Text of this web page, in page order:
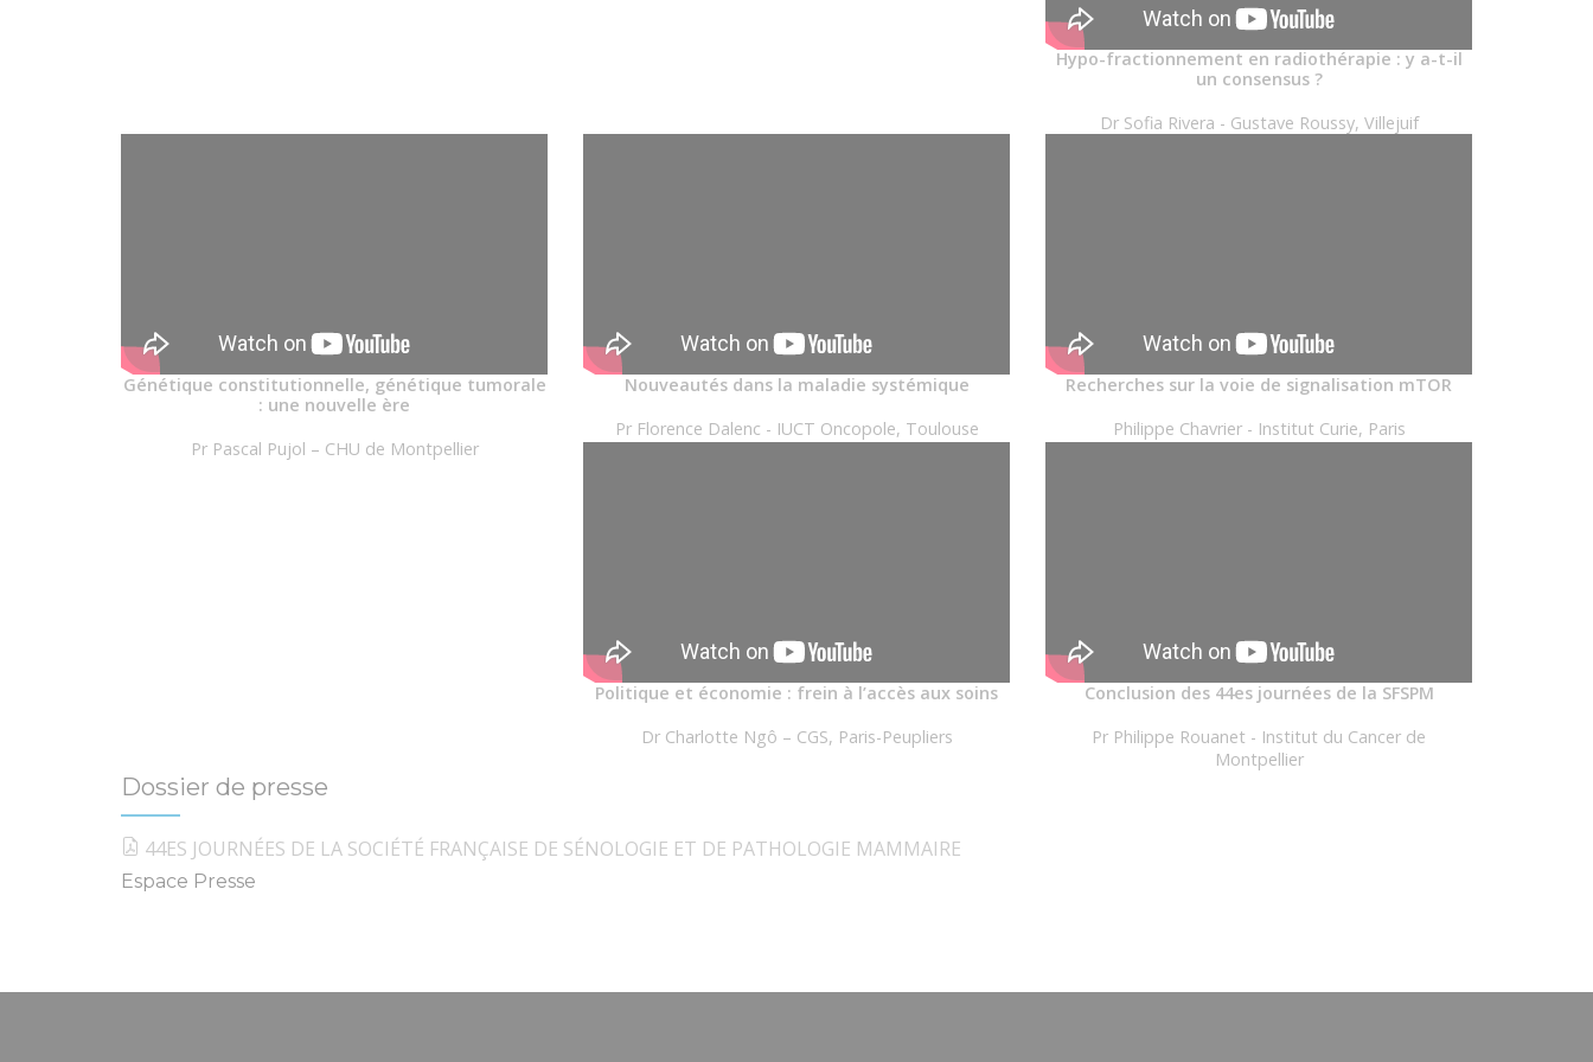
Hypo-fractionnement en radiothérapie : y a-t-il
un consensus ?
Dr Sofia Rivera - Gustave Roussy, Villejuif
Génétique constitutionnelle, génétique tumorale
: une nouvelle ère
Pr Pascal Pujol – CHU de Montpellier
Nouveautés dans la maladie systémique
Pr Florence Dalenc - IUCT Oncopole, Toulouse
Recherches sur la voie de signalisation mTOR
Philippe Chavrier - Institut Curie, Paris
Politique et économie : frein à l’accès aux soins
Dr Charlotte Ngô – CGS, Paris-Peupliers
Conclusion des 44es journées de la SFSPM
Pr Philippe Rouanet - Institut du Cancer de
Montpellier
Dossier de presse
44ES JOURNÉES DE LA SOCIÉTÉ FRANÇAISE DE SÉNOLOGIE ET DE PATHOLOGIE MAMMAIRE
Espace Presse